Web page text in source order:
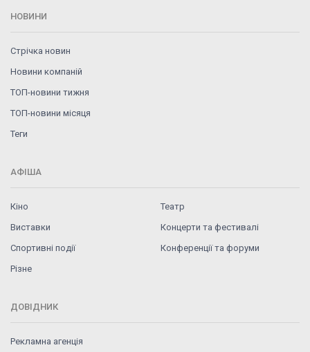
НОВИНИ
Стрічка новин
Новини компаній
ТОП-новини тижня
ТОП-новини місяця
Теги
АФІША
Кіно
Театр
Виставки
Концерти та фестивалі
Спортивні події
Конференції та форуми
Різне
ДОВІДНИК
Рекламна агенція